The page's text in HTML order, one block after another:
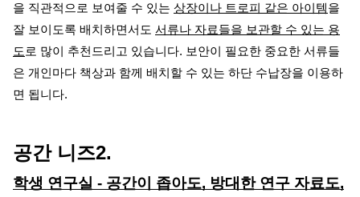
을 직관적으로 보여줄 수 있는 상장이나 트로피 같은 아이템을
잘 보이도록 배치하면서도 서류나 자료들을 보관할 수 있는 용
도 로 많이 추천드리고 있습니다. 보안이 필요한 중요한 서류들
은 개인마다 책상과 함께 배치할 수 있는 하단 수납장을 이용하
면 됩니다.
공간 니즈2.
학생 연구실 - 공간이 좁아도, 방대한 연구 자료도,